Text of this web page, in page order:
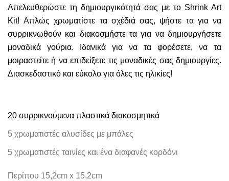
Απελευθερώστε τη δημιουργικότητά σας με το Shrink Art
Kit! Απλώς χρωματίστε τα σχέδιά σας, ψήστε τα για να
συρρικνωθούν και διακοσμήστε τα για να δημιουργήσετε
μοναδικά γούρια. Ιδανικά για να τα φορέσετε, να τα
μοιραστείτε ή να επιδείξετε τις μοναδικές σας δημιουργίες.
Διασκεδαστικό και εύκολο για όλες τις ηλικίες!
20 συρρικνούμενα πλαστικά διακοσμητικά
5 χρωματιστές αλυσίδες με μπάλες
5 χρωματιστές ταινίες και ένα διαφανές κορδόνι
Περίπου 15,2cm x 15,2cm